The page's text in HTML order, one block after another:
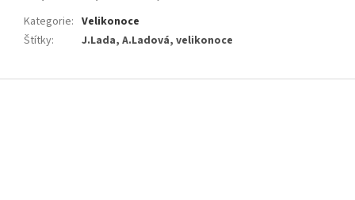
Kategorie: Velikonoce
Štítky: J.Lada, A.Ladová, velikonoce